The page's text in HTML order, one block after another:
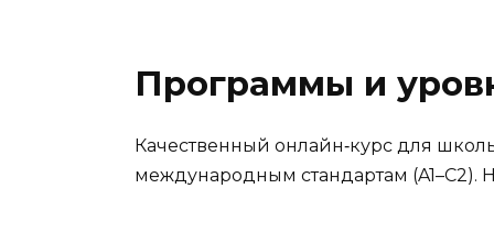
Программы и
Качественный онлайн‑курс для
международным стандартам